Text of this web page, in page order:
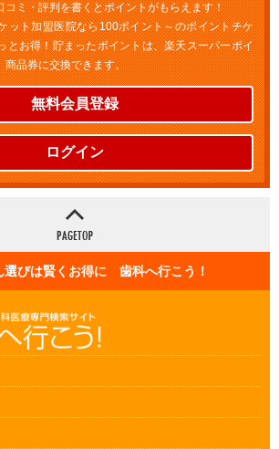
コミ・評判を書くとポイントがもらえます！
ット加盟医院なら100ポイント～のポイントチケ
とお得！貯まったポイントは、楽天スーパーポイ
商品券に交換できます。
無料会員登録
ログイン
選びは賢くお得に 歯科へ行こう！